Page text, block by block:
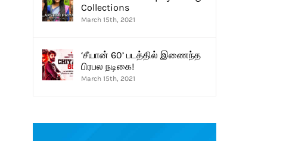
Collections
March 15th, 2021
‘சீயான் 60’ படத்தில் இணைந்த
பிரபல நடிகை!
March 15th, 2021